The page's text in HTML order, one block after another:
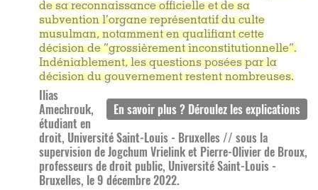
de sa reconnaissance officielle et de sa
subvention l’organe représentatif du culte
musulman, notamment en qualifiant cette
décision de “grossièrement inconstitutionnelle”.
Indéniablement, les questions posées par la
décision du gouvernement restent nombreuses.
Ilias
Amechrouk,
étudiant en
droit, Université Saint-Louis - Bruxelles // sous la
supervision de Jogchum Vrielink et Pierre-Olivier de Broux,
professeurs de droit public, Université Saint-Louis -
Bruxelles, le 9 décembre 2022.